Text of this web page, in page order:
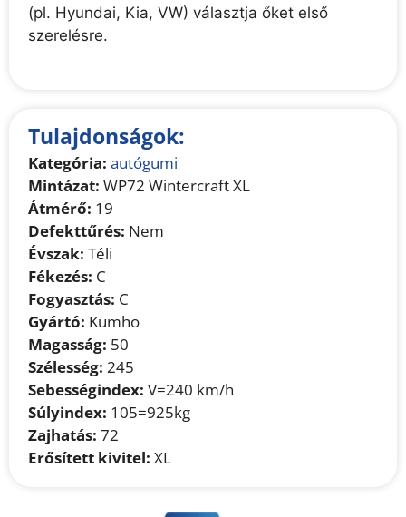
(pl. Hyundai, Kia, VW) választja őket első
szerelésre.
Tulajdonságok:
Kategória: autógumi
Mintázat: WP72 Wintercraft XL
Átmérő: 19
Defekttűrés: Nem
Évszak: Téli
Fékezés: C
Fogyasztás: C
Gyártó: Kumho
Magasság: 50
Szélesség: 245
Sebességindex: V=240 km/h
Súlyindex: 105=925kg
Zajhatás: 72
Erősített kivitel: XL